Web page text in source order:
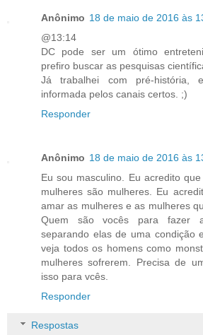
Anônimo 18 de maio de 2016 às
@13:14
DC pode ser um ótimo
prefiro buscar as pesquisas
Já trabalhei com pré-história,
informada pelos canais certos. ;)
Responder
Anônimo 18 de maio de 2016 às
Eu sou masculino. Eu acredito
mulheres são mulheres. Eu
amar as mulheres e as mulheres
Quem são vocês para fazer
separando elas de uma condição
veja todos os homens como
mulheres sofrerem. Precisa de
isso para vcês.
Responder
Respostas